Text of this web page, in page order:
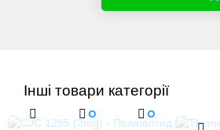
Інші товари категорії
0 0